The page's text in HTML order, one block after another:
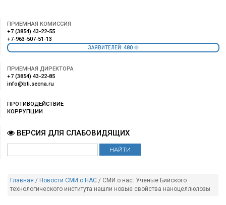
ПРИЕМНАЯ КОМИССИЯ
+7 (3854) 43-22-55
+7-963-507-51-13
ЗАЯВИТЕЛЕЙ: 480
ПРИЕМНАЯ ДИРЕКТОРА
+7 (3854) 43-22-85
info@bti.secna.ru
ПРОТИВОДЕЙСТВИЕ
КОРРУПЦИИ
ВЕРСИЯ ДЛЯ СЛАБОВИДЯЩИХ
Главная / Новости СМИ о НАС / СМИ о нас: Ученые Бийского
технологического института нашли новые свойства наноцеллюлозы